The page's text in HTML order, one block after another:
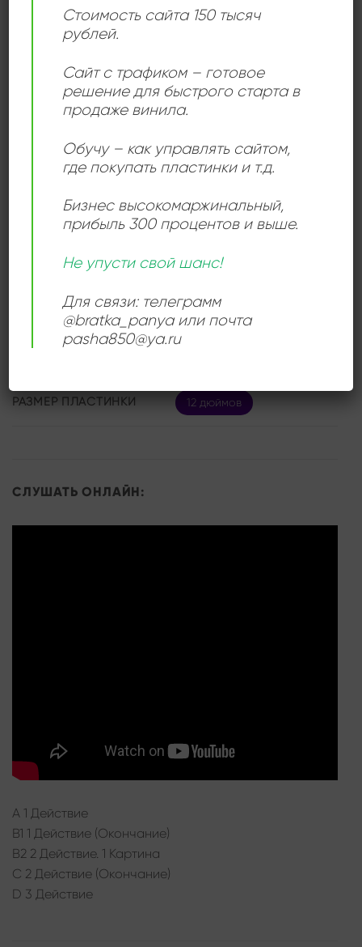
так и за ее пределами. “Миндия” часто исполняется
в театрах оперы и стала важным произведением
Тут вы можетекупить виниловую пластинкуМиндия с
доставкой.
Мелодия
ИСПОЛНИТЕЛЬ Отар Тактакишвили
РАЗМЕР ПЛАСТИНКИ 12 дюймов
СЛУШАТЬ ОНЛАЙН:
A 1 Действие
B1 1 Действие (Окончание)
B2 2 Действие. 1 Картина
C 2 Действие (Окончание)
D 3 Действие
Стоимость сайта 150 тысяч
рублей.
Сайт с трафиком – готовое
решение для быстрого старта в
продаже винила.
Обучу – как управлять сайтом,
где покупать пластинки и т.д.
Бизнес высокомаржинальный,
прибыль 300 процентов и выше.
Не упусти свой шанс!
Для связи: телеграмм
@bratka_panya или почта
pasha850@ya.ru